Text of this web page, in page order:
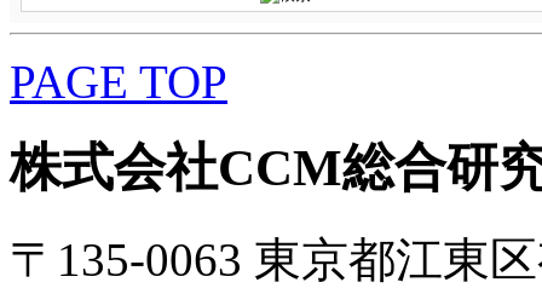
PAGE TOP
株式会社CCM総合研
〒135-0063 東京都江東